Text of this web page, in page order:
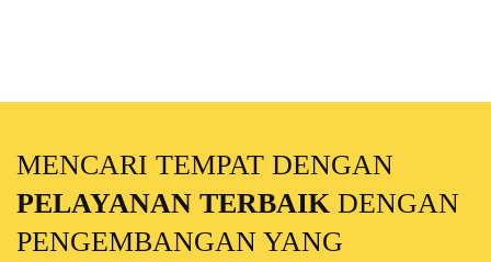
MENCARI TEMPAT DENGAN
PELAYANAN TERBAIK DENGAN
PENGEMBANGAN YANG